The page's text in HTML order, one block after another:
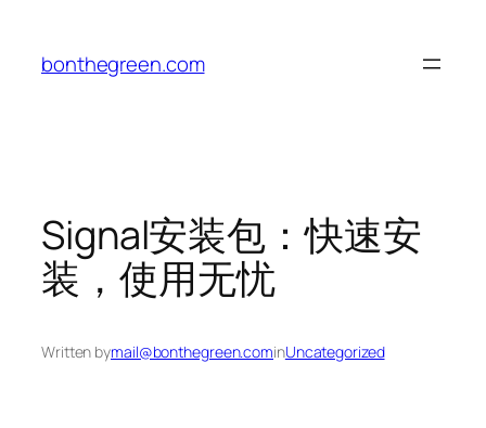
content
bonthegreen.com
Signal安装包：快速安
装，使用无忧
Written bymail@bonthegreen.cominUncategorized